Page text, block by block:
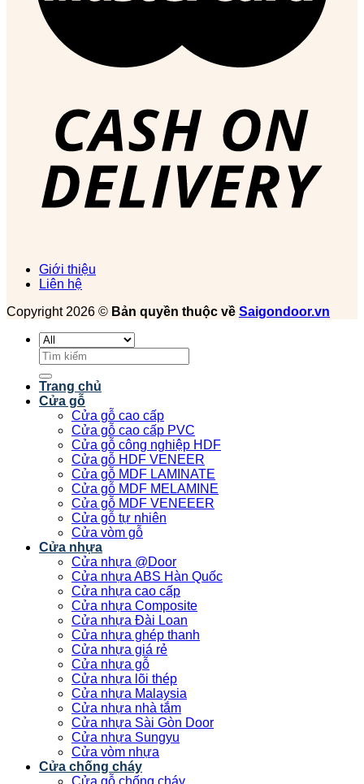
Giới thiệu
Liên hệ
Copyright 2026 © Bản quyền thuộc về Saigondoor.vn
Tìm
kiếm:
Trang chủ
Cửa gỗ
Cửa gỗ cao cấp
Cửa gỗ cao cấp PVC
Cửa gỗ công nghiệp HDF
Cửa gỗ HDF VENEER
Cửa gỗ MDF LAMINATE
Cửa gỗ MDF MELAMINE
Cửa gỗ MDF VENEEER
Cửa gỗ tự nhiên
Cửa vòm gỗ
Cửa nhựa
Cửa nhựa @Door
Cửa nhựa ABS Hàn Quốc
Cửa nhựa cao cấp
Cửa nhựa Composite
Cửa nhựa Đài Loan
Cửa nhựa ghép thanh
Cửa nhựa giá rẻ
Cửa nhựa gỗ
Cửa nhựa lõi thép
Cửa nhựa Malaysia
Cửa nhựa nhà tắm
Cửa nhựa Sài Gòn Door
Cửa nhựa Sungyu
Cửa vòm nhựa
Cửa chống cháy